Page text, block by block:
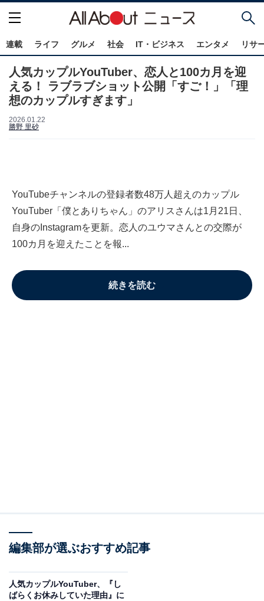
連載 ライフ グルメ 社会 IT・ビジネス エンタメ リサ
人気カップルYouTuber、恋人と100カ月を迎
える！ ラブラブショット公開「すご！」「理
想のカップルすぎます」
2026.01.22
勝野 里砂
YouTubeチャンネルの登録者数48万人超えのカップル
YouTuber「僕とありちゃん」のアリスさんは1月21日、
自身のInstagramを更新。恋人のユウマさんとの交際が
100カ月を迎えたことを報...
続きを読む
編集部が選ぶおすすめ記事
人気カップルYouTuber、『し
ばらくお休みしていた理由』に